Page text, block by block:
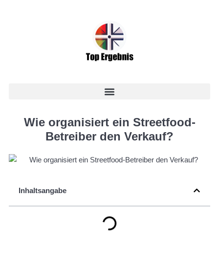
Wie organisiert ein Streetfood-
Betreiber den Verkauf?
Inhaltsangabe